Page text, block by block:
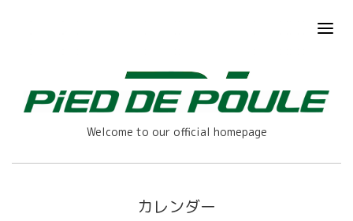
Welcome to our official homepage
カレンダー